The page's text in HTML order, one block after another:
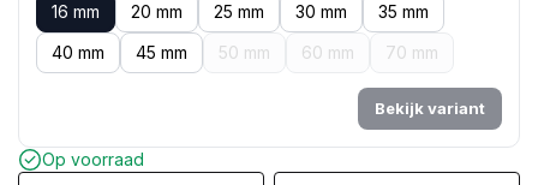
16 mm 20 mm 25 mm 30 mm
35 mm
40 mm
45 mm 50 mm 60 mm 70 mm
Bekijk variant
Op voorraad